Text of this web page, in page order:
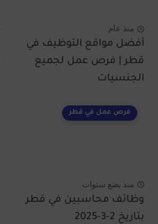
منذ عام
أفضل مواقع التوظيف في
قطر | فرص عمل لجميع
الجنسيات
فرص عمل في قطر
منذ بضع سنوات
وظائف محاسبين في قطر
بتاريخ 2-3-2025